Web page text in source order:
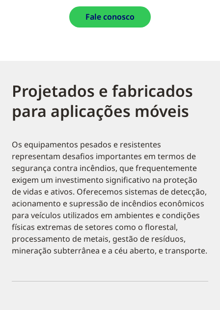
Fale conosco
Projetados e fabricados
para aplicações móveis
Os equipamentos pesados e resistentes
representam desafios importantes em termos de
segurança contra incêndios, que frequentemente
exigem um investimento significativo na proteção
de vidas e ativos. Oferecemos sistemas de detecção,
acionamento e supressão de incêndios econômicos
para veículos utilizados em ambientes e condições
físicas extremas de setores como o florestal,
processamento de metais, gestão de resíduos,
mineração subterrânea e a céu aberto, e transporte.